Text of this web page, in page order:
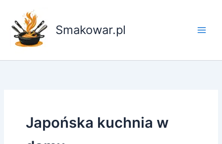
treści
Smakowar.pl
Japońska kuchnia w